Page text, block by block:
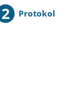
2 Protokol